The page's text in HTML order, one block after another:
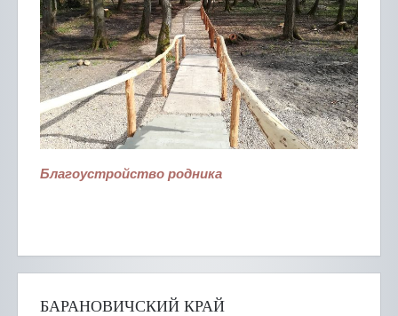
Благоустройство родника
БАРАНОВИЧСКИЙ КРАЙ